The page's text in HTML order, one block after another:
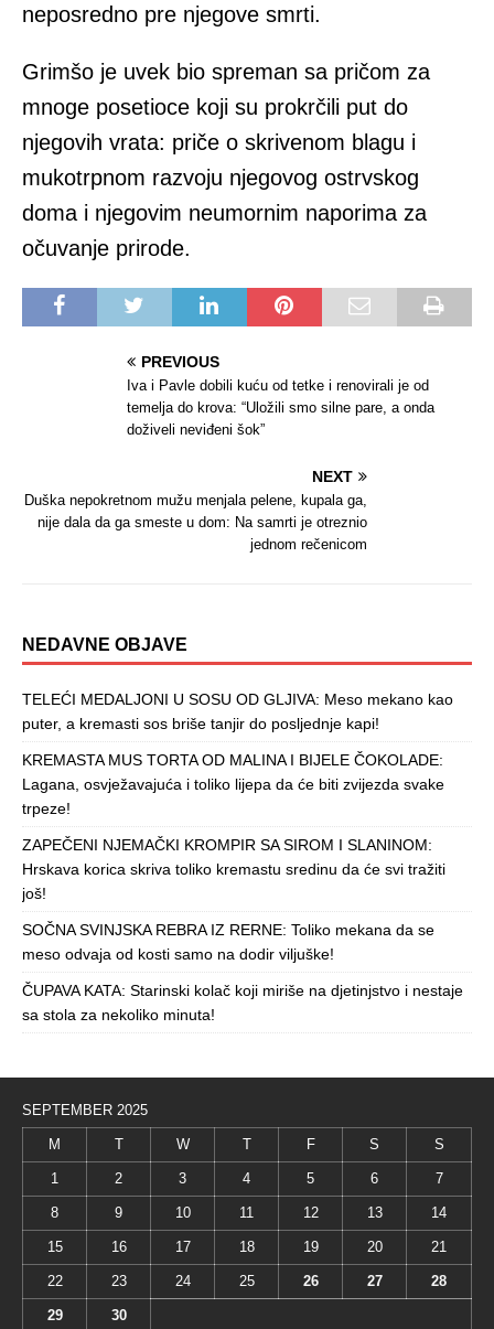
neposredno pre njegove smrti.
Grimšo je uvek bio spreman sa pričom za
mnoge posetioce koji su prokrčili put do
njegovih vrata: priče o skrivenom blagu i
mukotrpnom razvoju njegovog ostrvskog
doma i njegovim neumornim naporima za
očuvanje prirode.
PREVIOUS
Iva i Pavle dobili kuću od tetke i renovirali je od
temelja do krova: “Uložili smo silne pare, a onda
doživeli neviđeni šok”
NEXT
Duška nepokretnom mužu menjala pelene, kupala ga,
nije dala da ga smeste u dom: Na samrti je otreznio
jednom rečenicom
NEDAVNE OBJAVE
TELEĆI MEDALJONI U SOSU OD GLJIVA: Meso mekano kao
puter, a kremasti sos briše tanjir do posljednje kapi!
KREMASTA MUS TORTA OD MALINA I BIJELE ČOKOLADE:
Lagana, osvježavajuća i toliko lijepa da će biti zvijezda svake
trpeze!
ZAPEČENI NJEMAČKI KROMPIR SA SIROM I SLANINOM:
Hrskava korica skriva toliko kremastu sredinu da će svi tražiti
još!
SOČNA SVINJSKA REBRA IZ RERNE: Toliko mekana da se
meso odvaja od kosti samo na dodir viljuške!
ČUPAVA KATA: Starinski kolač koji miriše na djetinjstvo i nestaje
sa stola za nekoliko minuta!
SEPTEMBER 2025
M T W T F S S
1 2 3 4 5 6 7
8 9 10 11 12 13 14
15 16 17 18 19 20 21
22 23 24 25 26 27 28
29 30